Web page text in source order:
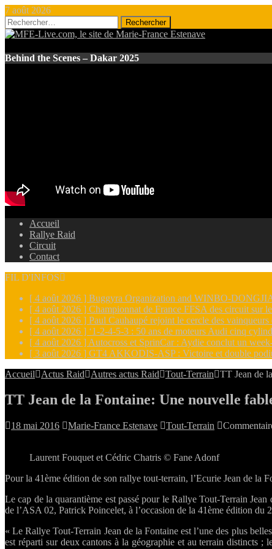
7 août 2026
Rechercher :
Behind the Scenes – Dakar 2025
Accueil
Rallye Raid
Circuit
Contact
FIL D'INFOS
[ 4 août 2026 ] Buggyra Organization and WINBO-
[ 4 août 2026 ] Championnat de France FFSA des circuit sur
[ 4 août 2026 ] Paul Cauhaupé rejoint le cercle des
[ 4 août 2026 ] ‘1-2-4-5-3 : 50 ans de moteurs Audi cinq
[ 4 août 2026 ] Autocross et SprinCar : Aydie conclut un
[ 3 août 2026 ] GT4 AKKODIS-ASP : Victoire et double
Accueil
Actus Raid Autres actus Raid Tout-Terrain TT Jean de
TT Jean de la Fontaine: Une nouvelle
18 mai 2016 Marie-France Estenave Tout-Terrain
Laurent Fouquet et Cédric Chatris © Fane Adonf
Pour la 41ème édition de son rallye tout-terrain, l’Ecurie Jean de la
Le cap de la quarantième est passé pour le Rallye Tout-Terrain
de l’ASA 02, Patrick Poincelet, à l’occasion de la 41ème édition du
« Le Rallye Tout-Terrain Jean de la Fontaine est l’une des plus
est réparti sur deux cantons à la géographie et au terrain distincts ;